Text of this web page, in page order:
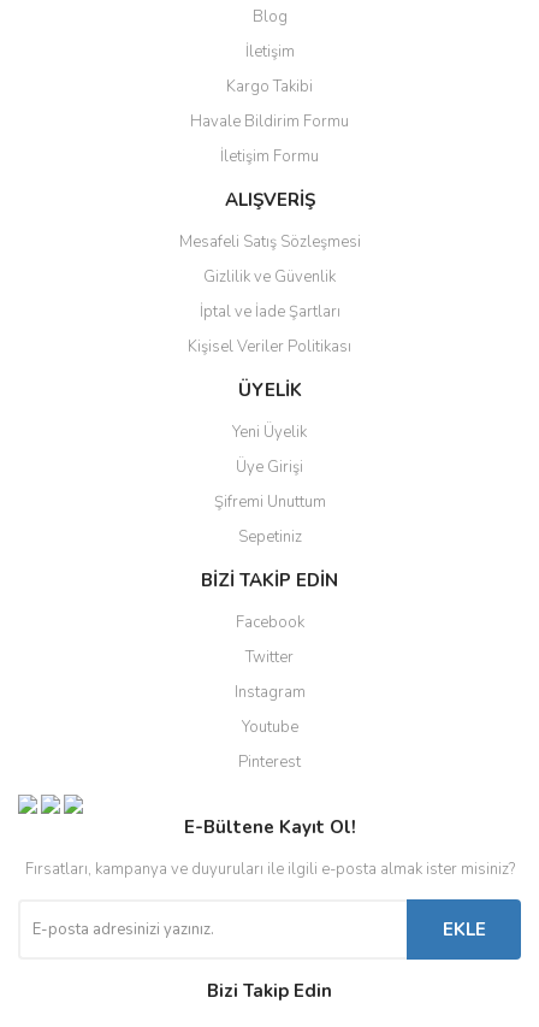
Ürün açıklamasında eksik bilgiler bulunuyor.
Ürün bilgilerinde hatalar bulunuyor.
Ürün fiyatı diğer sitelerden daha pahalı.
Bu ürüne benzer farklı alternatifler olmalı.
Gönder
Blog
İletişim
Kargo Takibi
Havale Bildirim Formu
İletişim Formu
ALIŞVERİŞ
Mesafeli Satış Sözleşmesi
Gizlilik ve Güvenlik
İptal ve İade Şartları
Kişisel Veriler Politikası
ÜYELİK
Yeni Üyelik
Üye Girişi
Şifremi Unuttum
Sepetiniz
BİZİ TAKİP EDİN
Facebook
Twitter
Instagram
Youtube
Pinterest
E-Bültene Kayıt Ol!
Fırsatları, kampanya ve duyuruları ile ilgili e-posta almak ister misiniz?
EKLE
Bizi Takip Edin